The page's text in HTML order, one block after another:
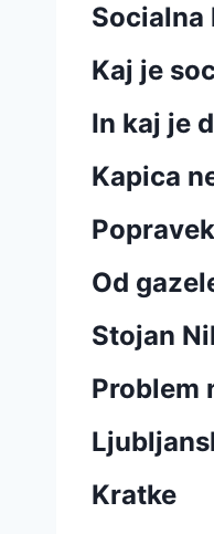
Socialna
Kaj je
In kaj je
Kapica
Od
Stojan
Problem
Kratke